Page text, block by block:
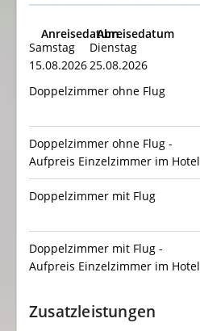
AnreisedatumAbreisedatum
Samstag
15.08.2026
Dienstag
25.08.2026
Doppelzimmer ohne Flug
Doppelzimmer ohne Flug -
Aufpreis Einzelzimmer im Hotel
Doppelzimmer mit Flug
Doppelzimmer mit Flug -
Aufpreis Einzelzimmer im Hotel
Zusatzleistungen